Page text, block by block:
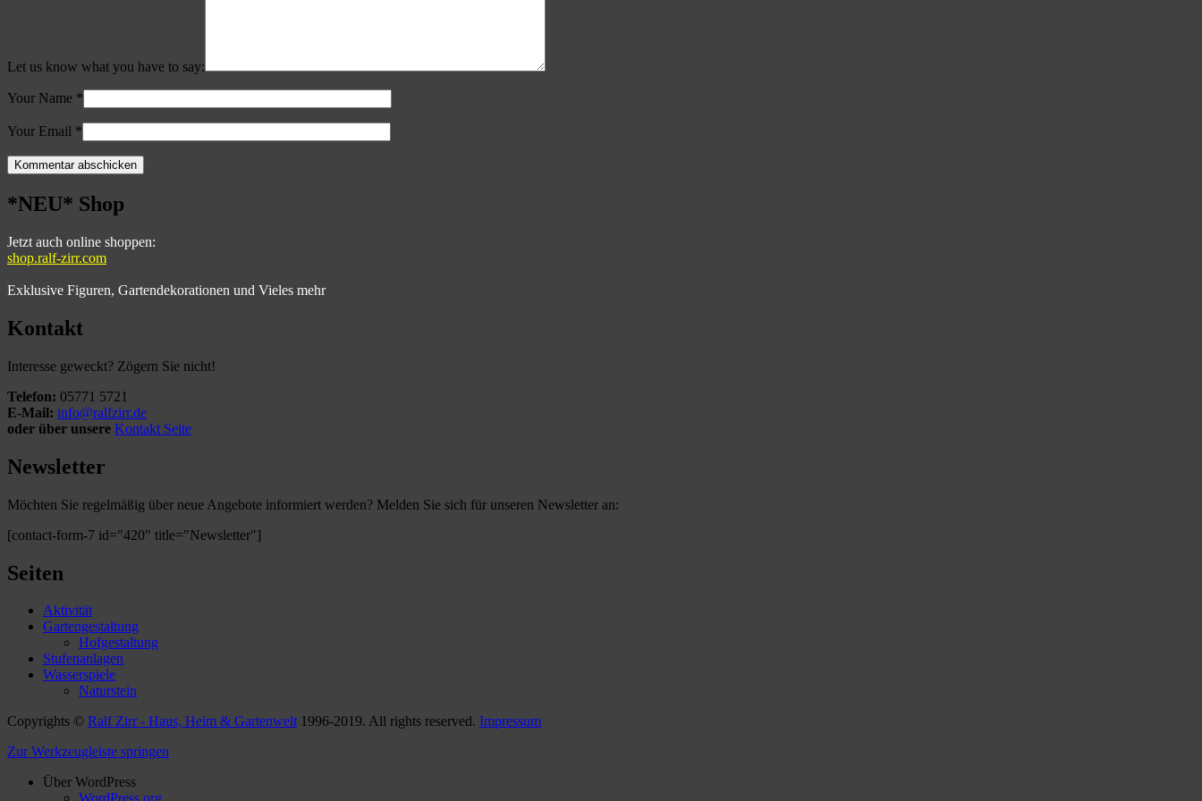
Let us know what you have to say:
Your Name *
Your Email *
*NEU* Shop
Jetzt auch online shoppen:
shop.ralf-zirr.com
Exklusive Figuren, Gartendekorationen und Vieles mehr
Kontakt
Interesse geweckt? Zögern Sie nicht!
Telefon: 05771 5721
E-Mail: info@ralfzirr.de
oder über unsere Kontakt Seite
Newsletter
Möchten Sie regelmäßig über neue Angebote informiert werden? Melden Sie sich für unseren Newsletter an:
[contact-form-7 id="420" title="Newsletter"]
Seiten
Aktivität
Gartengestaltung
Hofgestaltung
Stufenanlagen
Wasserspiele
Naturstein
Copyrights © Ralf Zirr - Haus, Heim & Gartenwelt1996-2019. All rights reserved. Impressum
Zur Werkzeugleiste springen
Über WordPress